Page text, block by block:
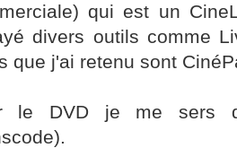
qui est un
divers outils comme
que j'ai retenu sont
le DVD je me sers